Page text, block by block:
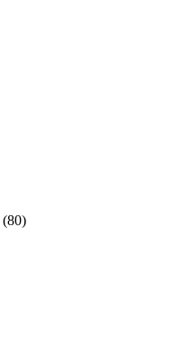
(80)